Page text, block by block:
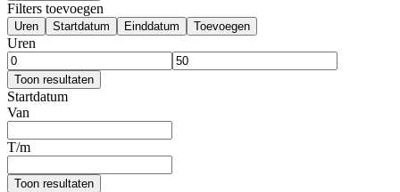
Filters toevoegen
Uren Startdatum Einddatum Toevoegen
Uren
Toon resultaten
Startdatum
Van
T/m
Toon resultaten